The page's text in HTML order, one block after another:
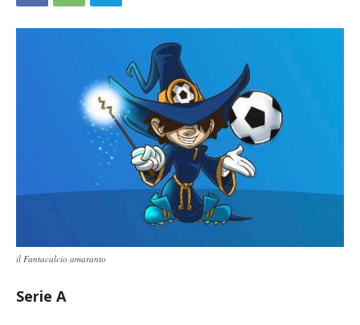
il Fantacalcio amaranto
Serie A